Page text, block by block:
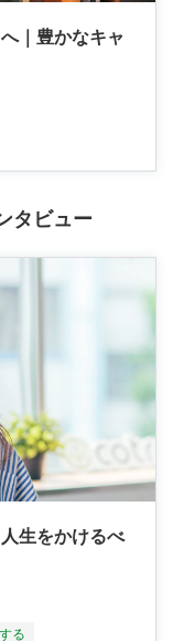
｜豊かなキャ
タビュー
生をかけるべ
る